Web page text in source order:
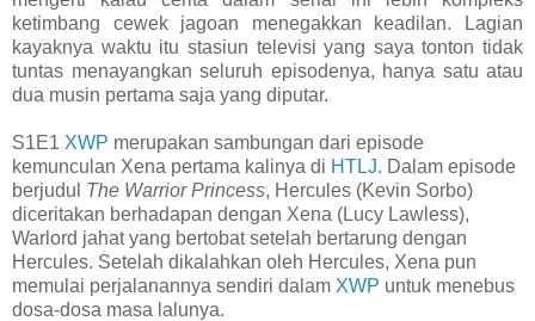
ketimbang cewek jagoan menegakkan keadilan. Lagian
kayaknya waktu itu stasiun televisi yang saya tonton tidak
tuntas menayangkan seluruh episodenya, hanya satu atau
dua musin pertama saja yang diputar.
S1E1 XWP merupakan sambungan dari episode
kemunculan Xena pertama kalinya di HTLJ. Dalam episode
berjudul The Warrior Princess, Hercules (Kevin Sorbo)
diceritakan berhadapan dengan Xena (Lucy Lawless),
Warlord jahat yang bertobat setelah bertarung dengan
Hercules. Setelah dikalahkan oleh Hercules, Xena pun
memulai perjalanannya sendiri dalam XWP untuk menebus
dosa-dosa masa lalunya.